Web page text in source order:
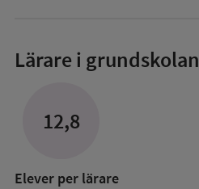
Lärare i grundskolan
12,8
Elever per lärare